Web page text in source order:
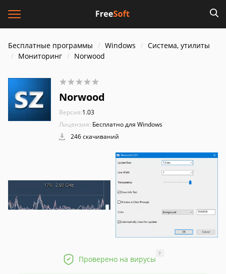
Бесплатные программы Windows
Система, утилиты
Мониторинг
Norwood
Norwood
Версия:1.03
Лицензия: Бесплатно для Windows
246 скачиваний
Проверено на вирусы
?